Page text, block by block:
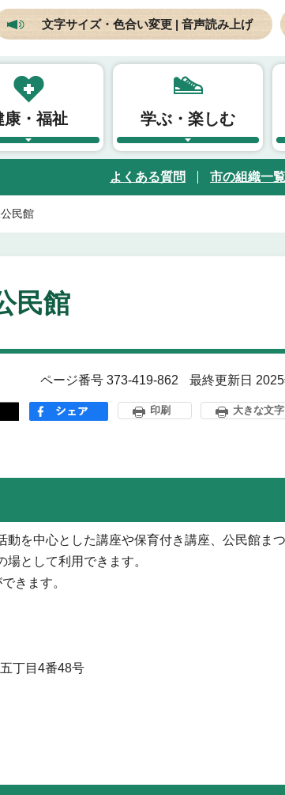
文字サイズ・色合い変更 | 音声読み上げ
康・福祉 学ぶ・楽しむ
よくある質問 市の組織一覧
民館
民館
ページ番号 373-419-862 最終更新日
印刷 大きな文
を中心とした講座や保育付き講座、公民館ま
として利用できます。
きます。
丁目4番48号